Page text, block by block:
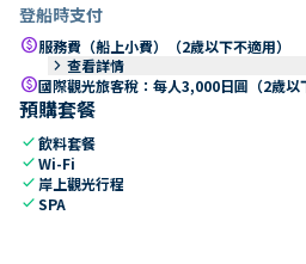
登船時支付
paid服務費（船上小費）（2歲以下不適用）
keyboard_arrow_right 查看詳情
paid國際觀光旅客稅：每人3,000日圓（2歲
預購套餐
check飲料套餐
checkWi-Fi
check 岸上觀光行程
checkSPA